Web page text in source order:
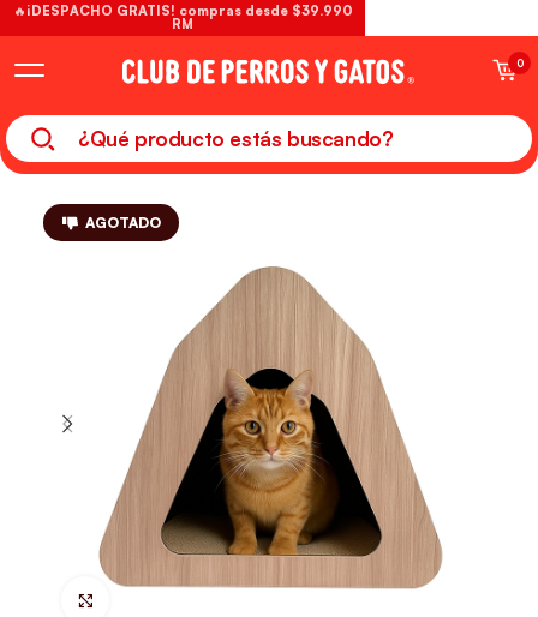
0
AGOTADO
🔥¡DESPACHO GRATIS! compras desde $39.990
RM